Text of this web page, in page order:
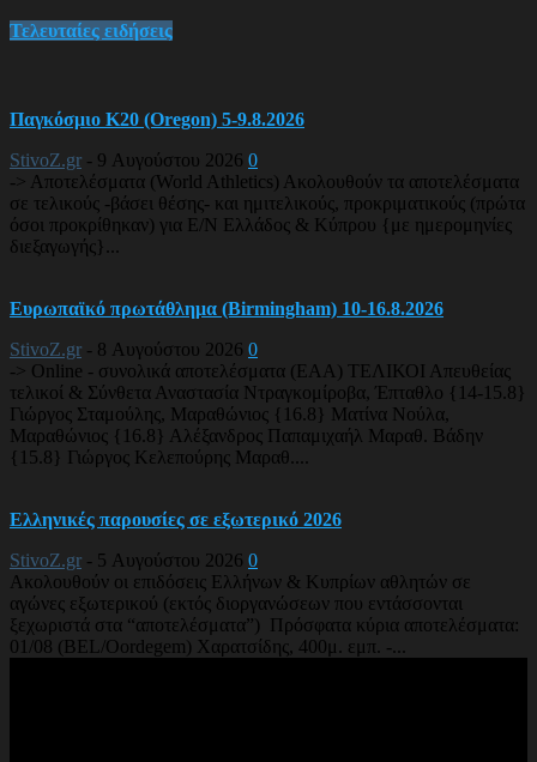
Τελευταίες ειδήσεις
Παγκόσμιο Κ20 (Oregon) 5-9.8.2026
StivoZ.gr - 9 Αυγούστου 2026 0
-> Αποτελέσματα (World Athletics) Ακολουθούν τα αποτελέσματα
σε τελικούς -βάσει θέσης- και ημιτελικούς, προκριματικούς (πρώτα
όσοι προκρίθηκαν) για Ε/Ν Ελλάδος & Κύπρου {με ημερομηνίες
διεξαγωγής}...
Ευρωπαϊκό πρωτάθλημα (Birmingham) 10-16.8.2026
StivoZ.gr - 8 Αυγούστου 2026 0
-> Online - συνολικά αποτελέσματα (EAA) ΤΕΛΙΚΟΙ Απευθείας
τελικοί & Σύνθετα Αναστασία Ντραγκομίροβα, Έπταθλο {14-15.8}
Γιώργος Σταμούλης, Μαραθώνιος {16.8} Ματίνα Νούλα,
Μαραθώνιος {16.8} Αλέξανδρος Παπαμιχαήλ Μαραθ. Βάδην
{15.8} Γιώργος Κελεπούρης Μαραθ....
Ελληνικές παρουσίες σε εξωτερικό 2026
StivoZ.gr - 5 Αυγούστου 2026 0
Ακολουθούν οι επιδόσεις Ελλήνων & Κυπρίων αθλητών σε
αγώνες εξωτερικού (εκτός διοργανώσεων που εντάσσονται
ξεχωριστά στα “αποτελέσματα”) Πρόσφατα κύρια αποτελέσματα:
01/08 (BEL/Oordegem) Χαρατσίδης, 400μ. εμπ. -...